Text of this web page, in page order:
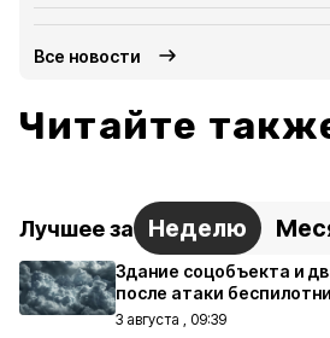
Все новости
Читайте
Лучшее за Неделю
Здание соцобъекта и
после атаки
3 августа , 09:39